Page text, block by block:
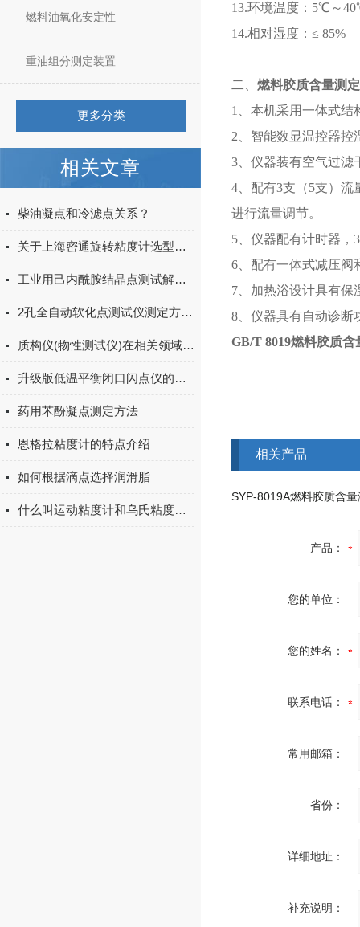
燃料油氧化安定性
重油组分测定装置
更多分类
相关文章
柴油凝点和冷滤点关系？
关于上海密通旋转粘度计选型购买注意事项
工业用己内酰胺结晶点测试解决方案
2孔全自动软化点测试仪测定方法介绍
质构仪(物性测试仪)在相关领域的应用和TPA操作模式
升级版低温平衡闭口闪点仪的技术参数原理
药用苯酚凝点测定方法
恩格拉粘度计的特点介绍
如何根据滴点选择润滑脂
什么叫运动粘度计和乌氏粘度计？
13.环境温度：5℃～
14.相对湿度：≤ 85%
二、 燃料胶质含量测
1、本机采用一体式结
2、智能数显温控器控
3、仪器装有空气过滤
4、配有3支（5支）
进行流量调节。
5、仪器配有计时器，
6、配有一体式减压阀
7、加热浴设计具有保
8、仪器具有自动诊断
GB/T 8019燃料胶质
相关产品
SYP-8019A燃料胶质含
产品：
您的单位：
您的姓名：
联系电话：
常用邮箱：
省份：
详细地址：
补充说明：